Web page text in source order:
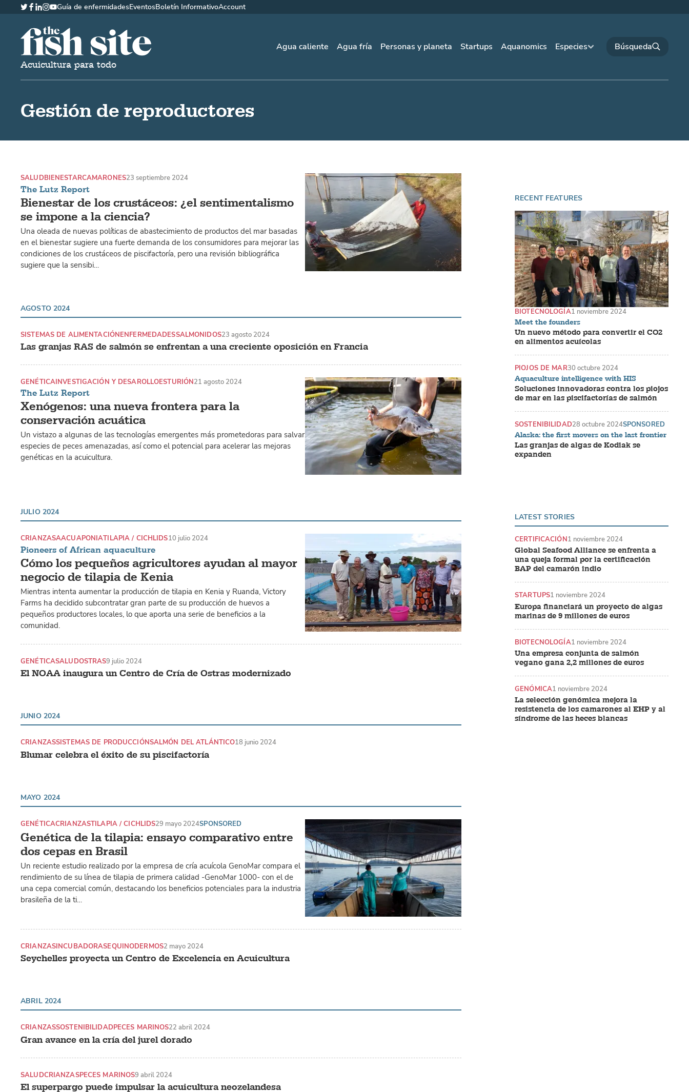
The Fish Site Española
Acuicultura para todo
Agua caliente Agua fría Personas y planeta Startups Aquanomics Especies
Twitter
Facebook
LinkedIn
Instagram
YouTube
Guía de enfermidadesEventosBoletín InformativoAccount
Gestión de reproductores
The Lutz Report
Bienestar de los crustáceos: ¿el sentimentalismo
se impone a la ciencia?
SALUDBIENESTARCAMARONES23 septiembre 2024
Una oleada de nuevas políticas de abastecimiento de productos del mar basadas
en el bienestar sugiere una fuerte demanda de los consumidores para mejorar las
condiciones de los crustáceos de piscifactoría, pero una revisión bibliográfica
sugiere que la sensibi…
AGOSTO 2024
Las granjas RAS de salmón se enfrentan a una creciente oposición en Francia
SISTEMAS DE ALIMENTACIÓNENFERMEDADESSALMONIDOS23 agosto 2024
The Lutz Report
Xenógenos: una nueva frontera para la
conservación acuática
GENÉTICAINVESTIGACIÓN Y DESAROLLOESTURIÓN21 agosto 2024
Un vistazo a algunas de las tecnologías emergentes más prometedoras para salvar
especies de peces amenazadas, así como el potencial para acelerar las mejoras
genéticas en la acuicultura.
JULIO 2024
Pioneers of African aquaculture
Cómo los pequeños agricultores ayudan al mayor
negocio de tilapia de Kenia
CRIANZASAACUAPONIATILAPIA / CICHLIDS10 julio 2024
Mientras intenta aumentar la producción de tilapia en Kenia y Ruanda, Victory
Farms ha decidido subcontratar gran parte de su producción de huevos a
pequeños productores locales, lo que aporta una serie de beneficios a la
comunidad.
El NOAA inaugura un Centro de Cría de Ostras modernizado
GENÉTICASALUDOSTRAS9 julio 2024
JUNIO 2024
Blumar celebra el éxito de su piscifactoría
CRIANZASSISTEMAS DE PRODUCCIÓNSALMÓN DEL ATLÁNTICO18 junio 2024
MAYO 2024
Genética de la tilapia: ensayo comparativo entre
dos cepas en Brasil
GENÉTICACRIANZASTILAPIA / CICHLIDS29 mayo 2024SPONSORED
Un reciente estudio realizado por la empresa de cría acuícola GenoMar compara el
rendimiento de su línea de tilapia de primera calidad -GenoMar 1000- con el de
una cepa comercial común, destacando los beneficios potenciales para la industria
brasileña de la ti…
Seychelles proyecta un Centro de Excelencia en Acuicultura
CRIANZASINCUBADORASEQUINODERMOS2 mayo 2024
ABRIL 2024
Gran avance en la cría del jurel dorado
CRIANZASSOSTENIBILIDADPECES MARINOS22 abril 2024
El superpargo puede impulsar la acuicultura neozelandesa
SALUDCRIANZASPECES MARINOS9 abril 2024
RECENT FEATURES
Meet the founders
Un nuevo método para convertir el CO2
en alimentos acuícolas
BIOTECNOLOGÍA1 noviembre 2024
Aquaculture intelligence with HIS
Soluciones innovadoras contra los piojos
de mar en las piscifactorías de salmón
PIOJOS DE MAR30 octubre 2024
Alaska: the first movers on the last frontier
Las granjas de algas de Kodiak se
expanden
SOSTENIBILIDAD28 octubre 2024SPONSORED
LATEST STORIES
Global Seafood Alliance se enfrenta a
una queja formal por la certificación
BAP del camarón indio
CERTIFICACIÓN1 noviembre 2024
Europa financiará un proyecto de algas
marinas de 9 millones de euros
STARTUPS1 noviembre 2024
Una empresa conjunta de salmón
vegano gana 2,2 millones de euros
BIOTECNOLOGÍA1 noviembre 2024
La selección genómica mejora la
resistencia de los camarones al EHP y al
síndrome de las heces blancas
GENÓMICA1 noviembre 2024